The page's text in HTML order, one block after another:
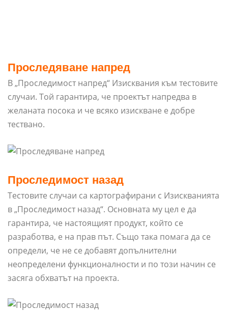
Проследяване напред
В „Проследимост напред“ Изисквания към тестовите
случаи. Той гарантира, че проектът напредва в
желаната посока и че всяко изискване е добре
тествано.
Проследимост назад
Тестовите случаи са картографирани с Изискванията
в „Проследимост назад“. Основната му цел е да
гарантира, че настоящият продукт, който се
разработва, е на прав път. Също така помага да се
определи, че не се добавят допълнителни
неопределени функционалности и по този начин се
засяга обхватът на проекта.